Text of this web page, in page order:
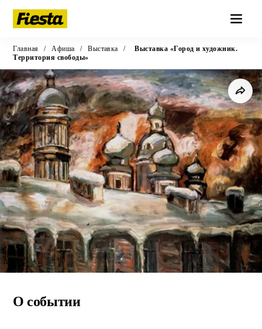
Главная / Афиша / Выставка /
Выставка «Город и художник.
Территория свободы»
Выставка «Город и
О событии